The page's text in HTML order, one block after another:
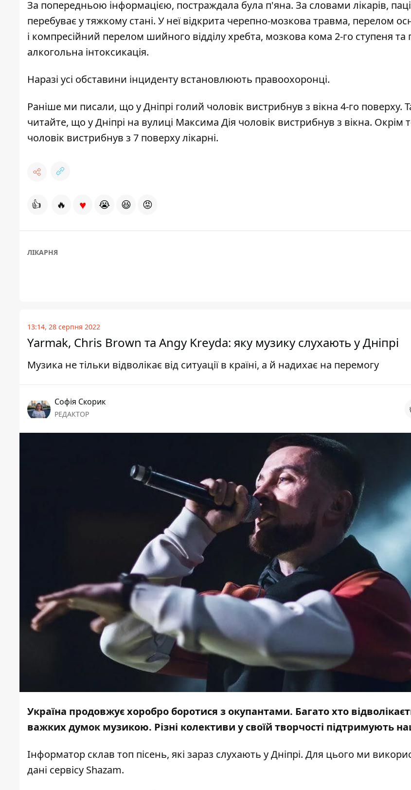
За попередньою інформацією, постраждала була п'яна. За словами лікарів,
перебуває у тяжкому стані. У неї відкрита черепно-мозкова травма, перелом
і компресійний перелом шийного відділу хребта, мозкова кома 2-го ступеня та
алкогольна інтоксикація.
Наразі усі обставини інциденту встановлюють правоохоронці.
Раніше ми писали, що уДніпрі голий чоловік вистрибнув з вікна 4-го поверху.
читайте, що у Дніпрі на вулиці Максима Дія чоловік вистрибнув з вікна. Окрім
чоловік вистрибнув з 7 поверхулікарні.
👍 🔥 ♥ 😭 😆 😡
ЛІКАРНЯ
13:14, 28 серпня 2022
Yarmak, Chris Brown та Angy Kreyda: яку музику слухають у Дніпрі
Музика не тільки відволікає від ситуації в країні, а й надихає на перемогу
Софія Скорик
РЕДАКТОР
Україна продовжує хоробро боротися з окупантами. Багато хто
важких думок музикою. Різні колективи у своїй творчості підтримують
Інформатор склав топ пісень, які зараз слухають у Дніпрі. Для цього ми
дані сервісу Shazam.